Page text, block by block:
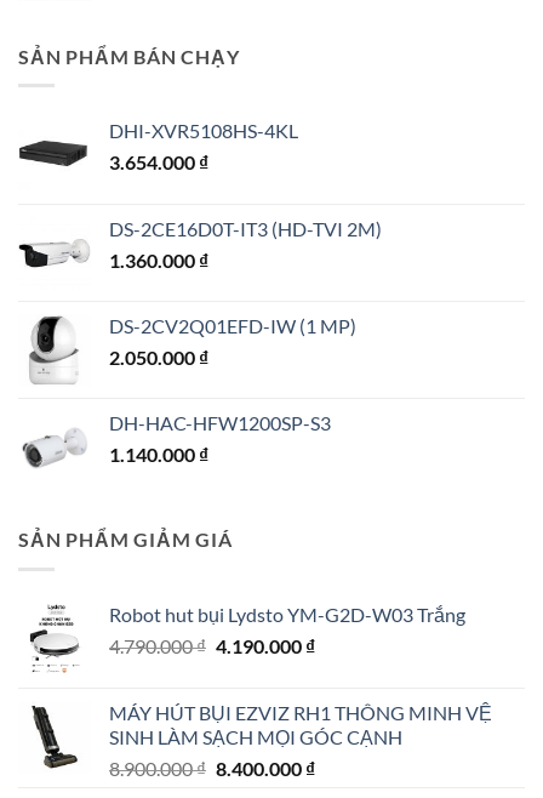
SẢN PHẨM BÁN CHẠY
DHI-XVR5108HS-4KL
3.654.000 ₫
DS-2CE16D0T-IT3 (HD-TVI 2M)
1.360.000 ₫
DS-2CV2Q01EFD-IW (1 MP)
2.050.000 ₫
DH-HAC-HFW1200SP-S3
1.140.000 ₫
SẢN PHẨM GIẢM GIÁ
Robot hut bụi Lydsto YM-G2D-W03 Trắng
4.790.000₫ Giá
4.790.000 ₫.
4.190.000 ₫Giá
là:
4.190.000 ₫.
MÁY HÚT BỤI EZVIZ RH1 THÔNG MINH VỆ
SINH LÀM SẠCH MỌI GÓC CẠNH
8.900.000₫ Giá
8.400.000 ₫Giá